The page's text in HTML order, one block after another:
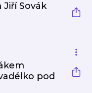
Jiří Sovák
pod